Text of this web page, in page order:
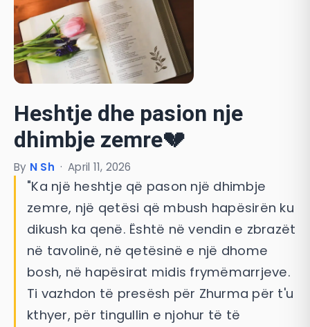
Heshtje dhe pasion nje
dhimbje zemre💔
By N Sh · April 11, 2026
"Ka një heshtje që pason një dhimbje
zemre, një qetësi që mbush hapësirën ku
dikush ka qenë. Është në vendin e zbrazët
në tavolinë, në qetësinë e një dhome
bosh, në hapësirat midis frymëmarrjeve.
Ti vazhdon të presësh për Zhurma për t'u
kthyer, për tingullin e njohur të të